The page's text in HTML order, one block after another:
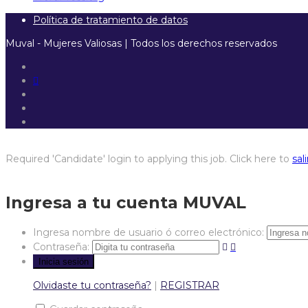
Política de tratamiento de datos
Muval - Mujeres Valiosas | Todos los derechos reservados
Required 'Candidate' login to applying this job. Click here to
Ingresa a tu cuenta MUVAL
Ingresa nombre de usuario ó correo electrónico:
Contraseña:
Olvidaste tu contraseña?
REGISTRAR